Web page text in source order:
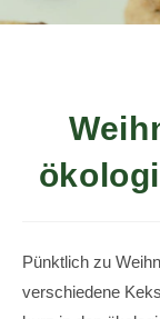
Pünktlich zu
verschiedene